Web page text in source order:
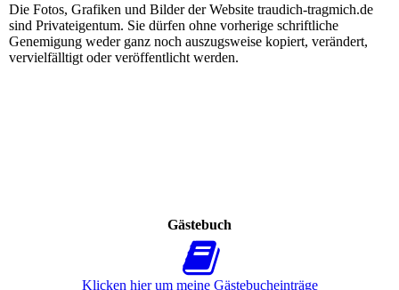
Die Fotos, Grafiken und Bilder der Website traudich-tragmich.de
sind Privateigentum. Sie dürfen ohne vorherige schriftliche
Genemigung weder ganz noch auszugsweise kopiert, verändert,
vervielfälltigt oder veröffentlicht werden.
Gästebuch
Klicken hier um meine Gäs­te­buch­ein­trä­ge